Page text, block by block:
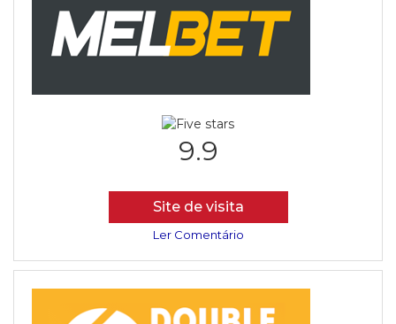
9.9
Site de visita
Ler Comentário